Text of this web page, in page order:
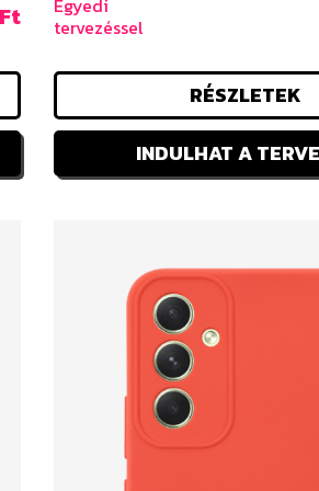
Egyedi
tervezéssel
RÉSZLETEK
INDULHAT A